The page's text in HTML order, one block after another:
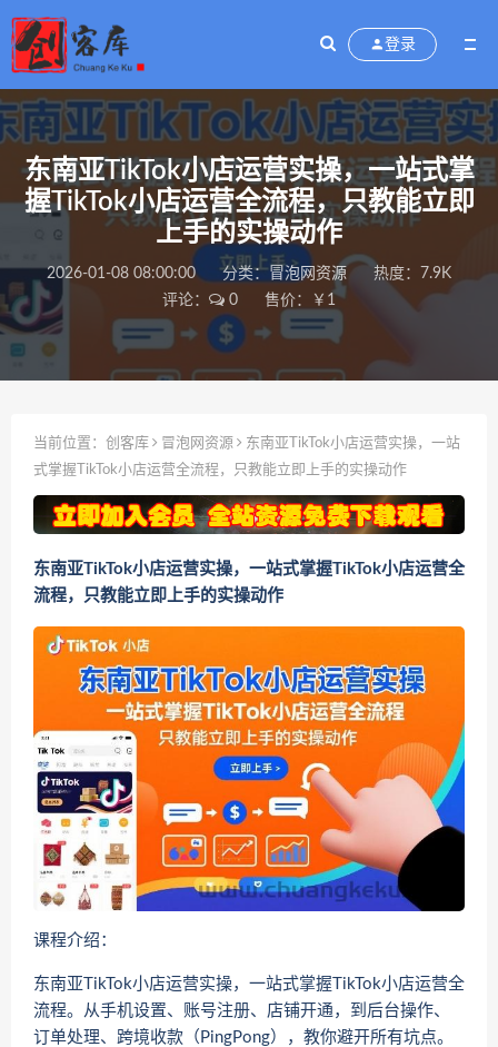
登录
东南亚TikTok小店运营实操，一站式掌
握TikTok小店运营全流程，只教能立即
上手的实操动作
2026-01-08 08:00:00 分类：冒泡网资源
热度：7.9K
评论：
0 售价：￥1
当前位置： 创客库 冒泡网资源
东南亚TikTok小店运营实操，一站
式掌握TikTok小店运营全流程，只教能立即上手的实操动作
东南亚TikTok小店运营实操，一站式掌握TikTok小店运营全
流程，只教能立即上手的实操动作
课程介绍：
东南亚TikTok小店运营实操，一站式掌握TikTok小店运营全
流程。从手机设置、账号注册、店铺开通，到后台操作、
订单处理、跨境收款（PingPong），教你避开所有坑点。